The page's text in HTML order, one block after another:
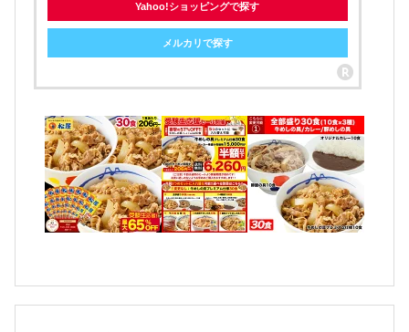
Yahoo!ショッピングで探す
メルカリで探す